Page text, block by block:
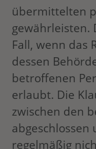
übermittelten
gewährleisten.
Fall, wenn das
dessen
betroffenen
erlaubt. Die
zwischen den
regelmäßig